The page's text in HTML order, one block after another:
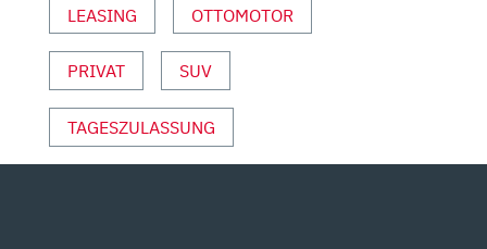
LEASING OTTOMOTOR
PRIVAT SUV
TAGESZULASSUNG